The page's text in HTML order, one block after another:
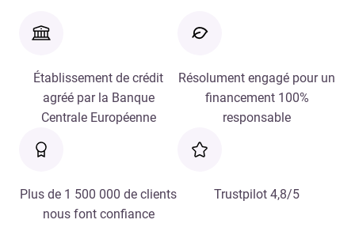
Établissement de crédit
agréé par la Banque
Centrale Européenne
Résolument engagé pour un
financement 100%
responsable
Plus de 1 500 000 de clients
nous font confiance
Trustpilot 4,8/5